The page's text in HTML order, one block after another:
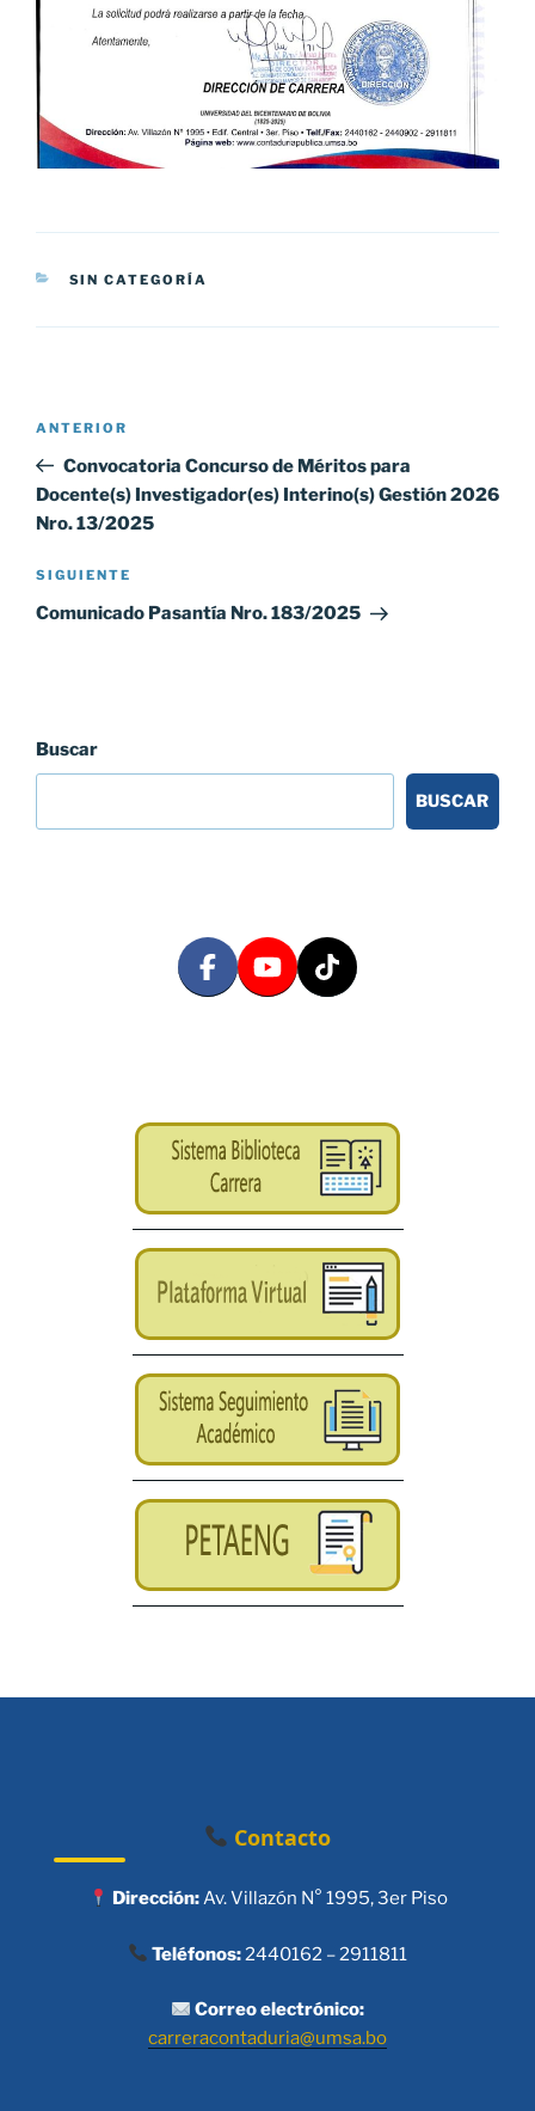
CATEGORÍAS
SIN CATEGORÍA
Navegación
entradas
Entrada
anterior:
ANTERIOR
Convocatoria Concurso de Méritos para
Docente(s) Investigador(es) Interino(s) Gestión 2026
Nro. 13/2025
Siguiente
entrada
SIGUIENTE
Comunicado Pasantía Nro. 183/2025
Buscar
BUSCAR
Contacto
Dirección:Av. Villazón N° 1995, 3er Piso
Teléfonos:2440162 – 2911811
Correo electrónico:
carreracontaduria@umsa.bo